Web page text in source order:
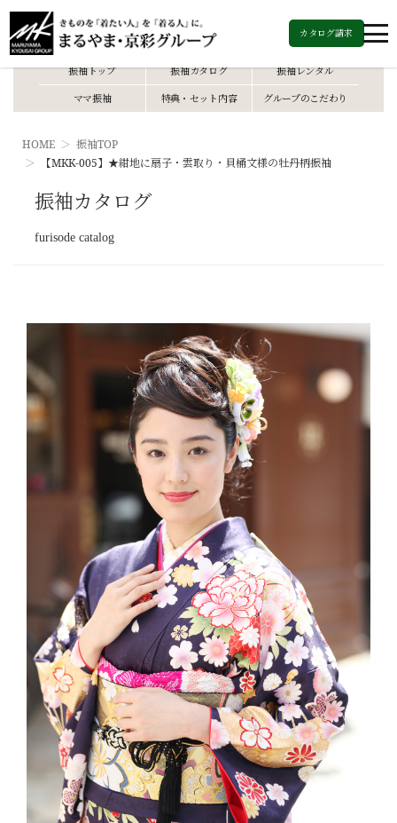
カタログ請求
振袖トップ 振袖カタログ 振袖レンタル
ママ振袖 特典・セット内容 グループのこだわり
HOME
振袖TOP
【MKK-005】★紺地に扇子・雲取り・貝桶文様の牡丹柄振袖
振袖カタログ
furisode catalog